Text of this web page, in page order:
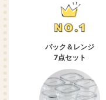
パック＆レンジ
7点セット